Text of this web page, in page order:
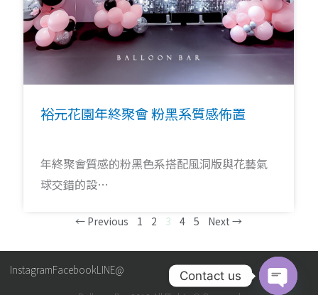
裕元花園年終聚會 粉黑系質感佈置
年終聚會質感的粉黑色系搭配風洞版與花藝氣
球交錯的設…
← Previous 1 2 3 4 5 Next →
InstagramFacebookLINE@
Contact us